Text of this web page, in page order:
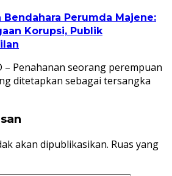
Perumda Majene:
Korupsi, Publik
– Penahanan seorang perempuan
ditetapkan sebagai tersangka
akan dipublikasikan. Ruas yang